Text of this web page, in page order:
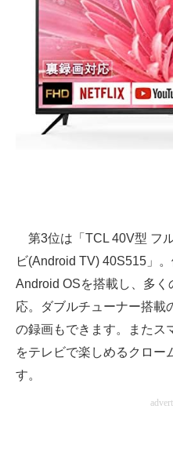
ちょっと気になるネットの話題
第3位は「TCL 40V型 フ
ビ(Android TV) 40S515」
Android OSを搭載し、多
応。ダブルチューナー搭載
の録画もできます。またス
をテレビで楽しめるクロー
す。